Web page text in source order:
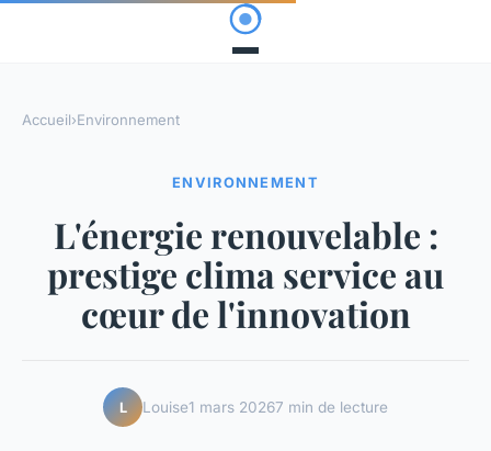
Accueil›Environnement
ENVIRONNEMENT
L'énergie renouvelable :
prestige clima service au
cœur de l'innovation
L Louise1 mars 20267 min de lecture